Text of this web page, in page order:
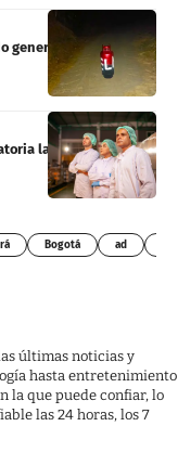
genera alerta en
laboral: desde
Bogotá ad
últimas noticias y
hasta entretenimiento
la que puede confiar, lo
las 24 horas, los 7